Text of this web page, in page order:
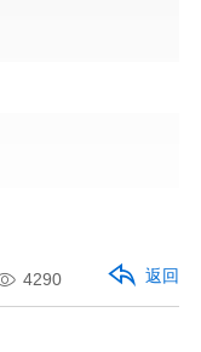
4290 返回